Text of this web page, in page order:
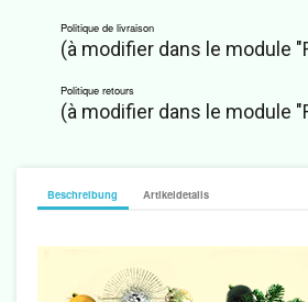
Politique de livraison
(à modifier dans le module
Politique retours
(à modifier dans le module
Beschreibung Artikeldetails